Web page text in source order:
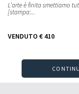
L’arte è finita smettiamo
[stampa:...
VENDUTO € 410